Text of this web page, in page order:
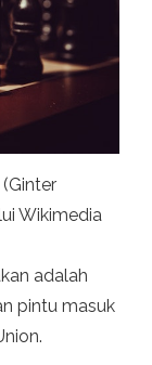
Wikimedia
adalah
pintu masuk